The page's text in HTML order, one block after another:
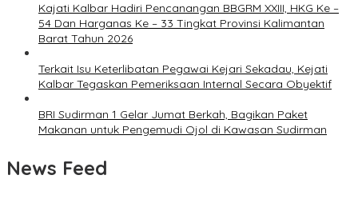
Kajati Kalbar Hadiri Pencanangan BBGRM XXIII, HKG Ke –
54 Dan Harganas Ke – 33 Tingkat Provinsi Kalimantan
Barat Tahun 2026
Terkait Isu Keterlibatan Pegawai Kejari Sekadau, Kejati
Kalbar Tegaskan Pemeriksaan Internal Secara Obyektif
BRI Sudirman 1 Gelar Jumat Berkah, Bagikan Paket
Makanan untuk Pengemudi Ojol di Kawasan Sudirman
News Feed